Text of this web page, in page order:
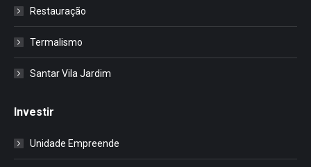
Restauração
Termalismo
Santar Vila Jardim
Investir
Unidade Empreende